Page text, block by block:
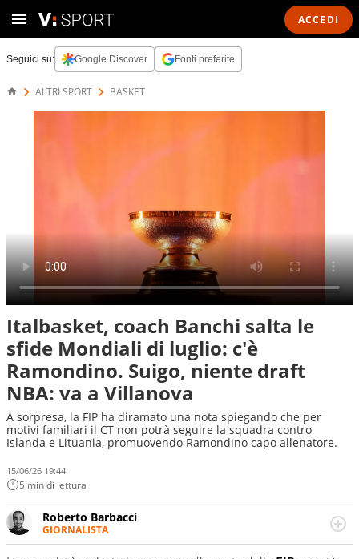
ACCEDI
Seguici su: Google Discover Fonti preferite
ALTRI SPORT BASKET
Italbasket, coach Banchi salta le
sfide Mondiali di luglio: c'è
Ramondino. Suigo, niente draft
NBA: va a Villanova
A sorpresa, la FIP ha diramato una nota spiegando che per
motivi familiari il CT non potrà seguire la squadra contro
Islanda e Lituania, promuovendo Ramondino capo allenatore.
15/06/26 19:44
5 min di lettura
Roberto Barbacci
GIORNALISTA
Giornalista (pubblicista) sportivo a tutto campo, è il